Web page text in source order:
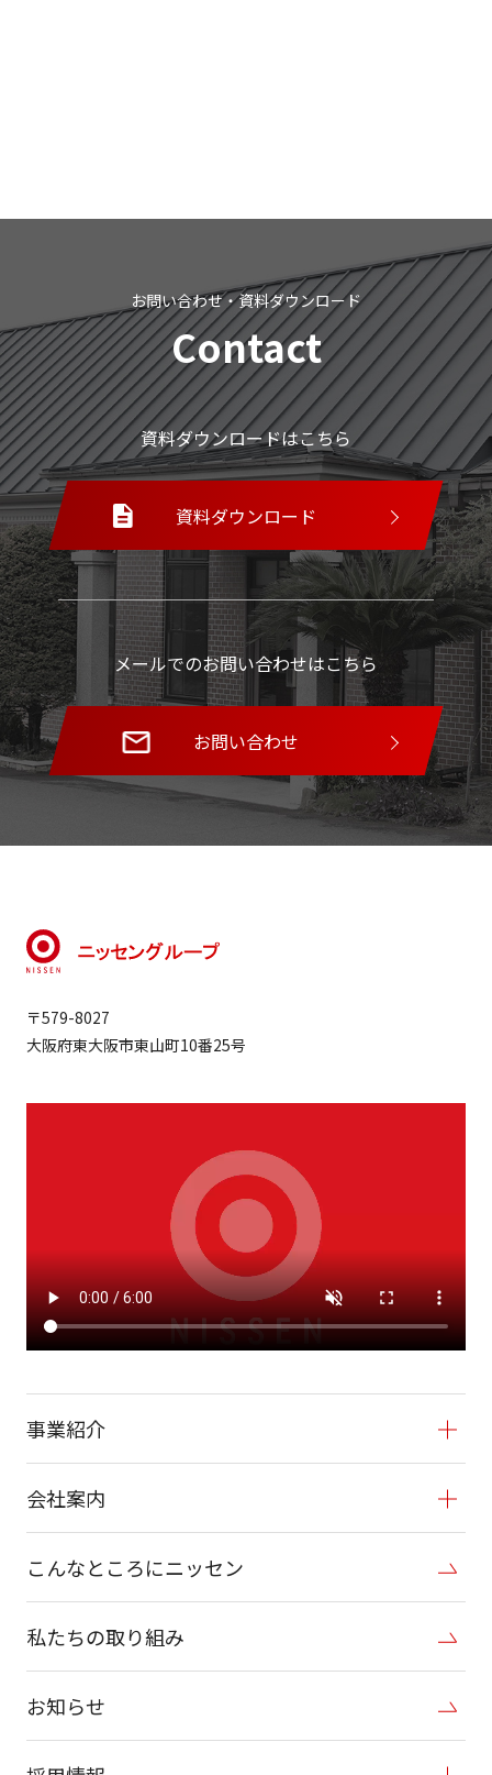
お問い合わせ・資料ダウンロード
Contact
資料ダウンロードはこちら
資料ダウンロード
メールでのお問い合わせはこちら
お問い合わせ
〒579-8027
大阪府東大阪市東山町10番25号
事業紹介
会社案内
こんなところにニッセン
私たちの取り組み
お知らせ